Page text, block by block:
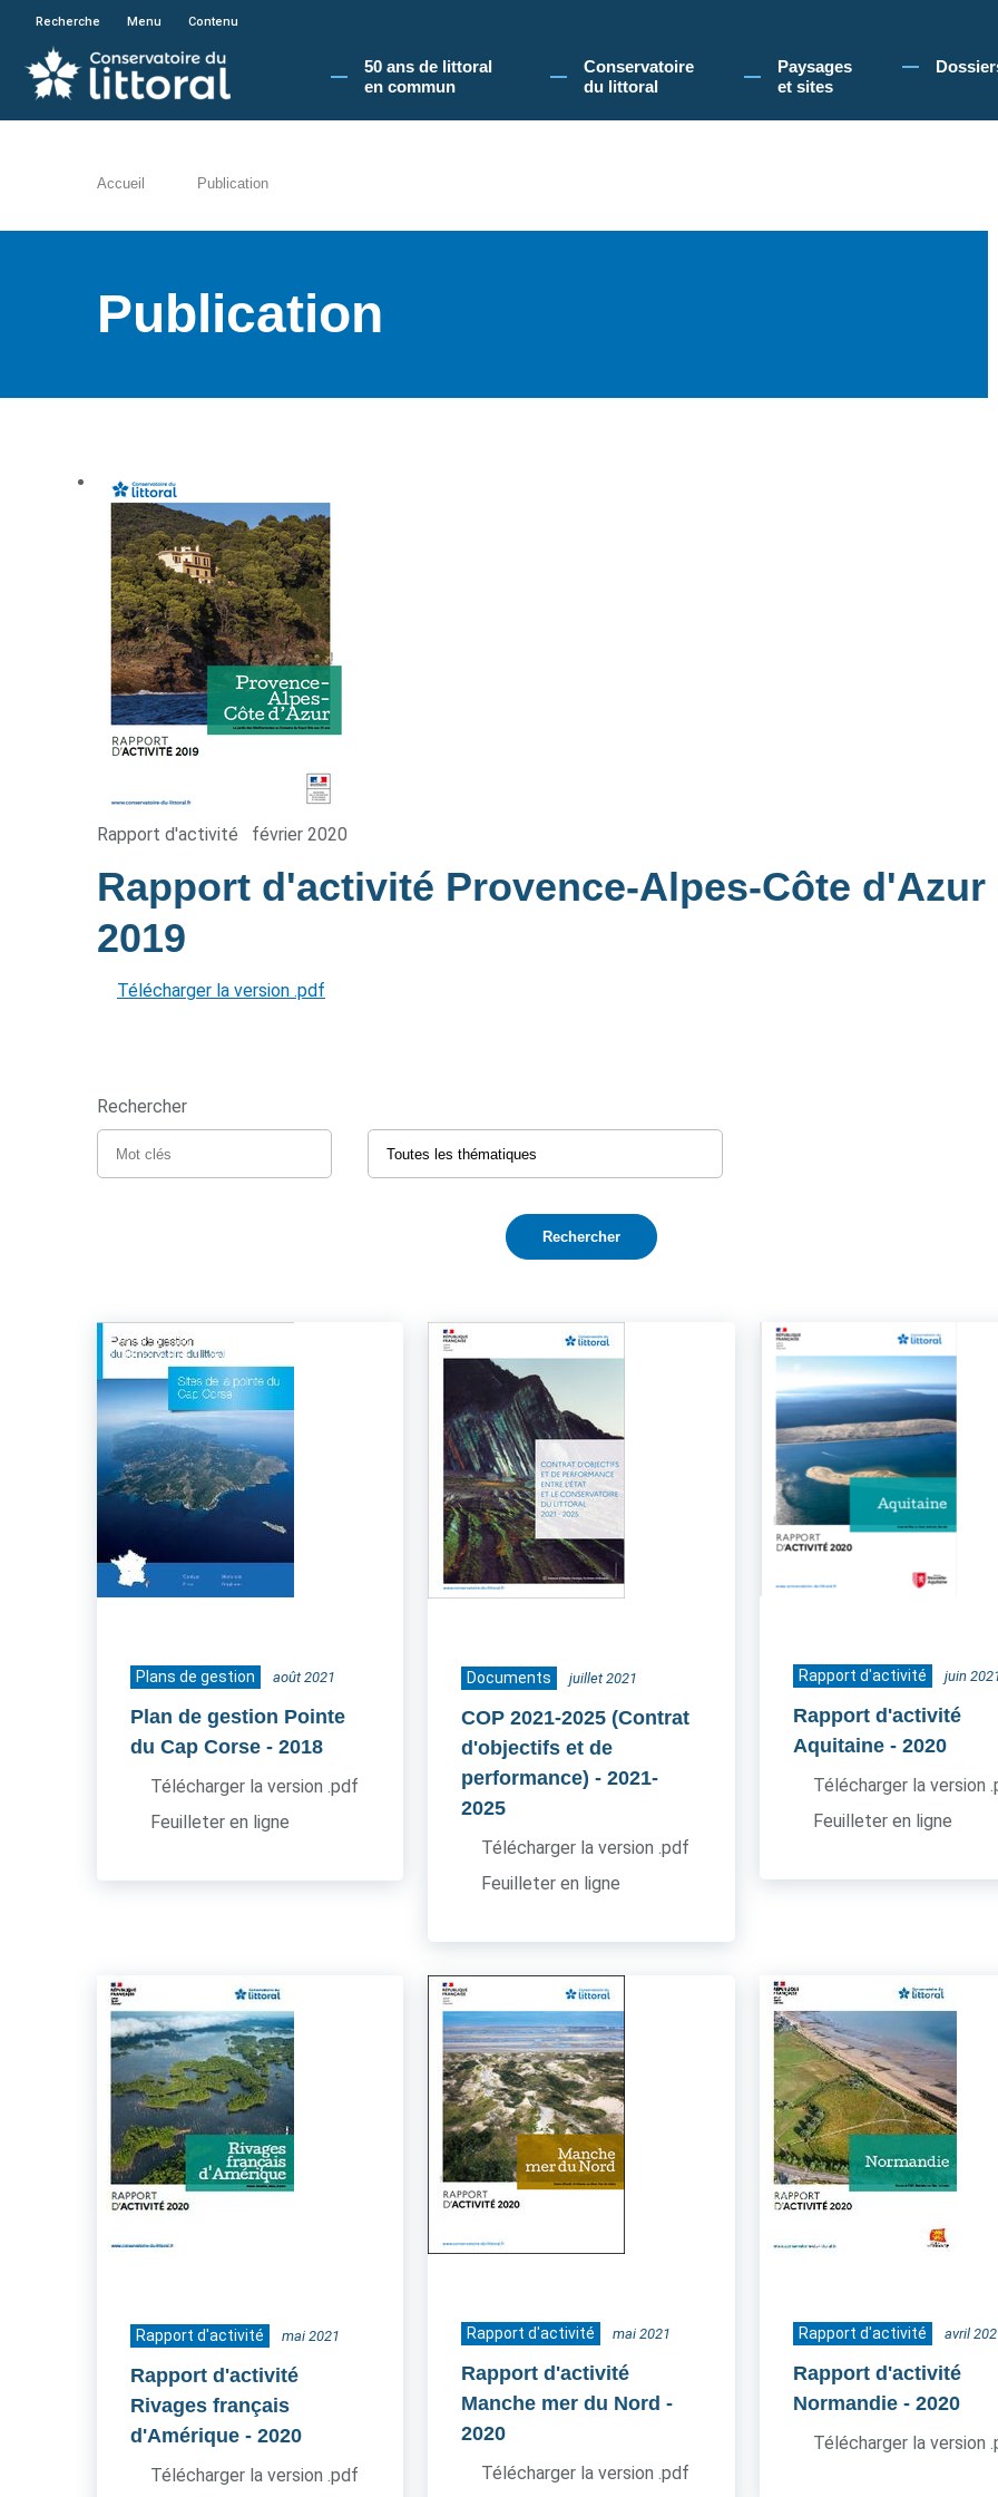
En poursuivant votre navigation sur le site du Conservatoire du littoral, vous acceptez l'utilisation de cookies pour vous
Recherche Menu Contenu
50 ans de littoral
en commun​
Conservatoire
du littoral
Paysages
et sites
Accueil Publication
Publication
Rapport d'activité février 2020
Rapport d'activité Provence-Alpes-Côte d'Azur
2019
Télécharger la version .pdf
Rechercher
Plans de gestion août 2021
Plan de gestion Pointe
du Cap Corse - 2018
Télécharger la version .pdf
Feuilleter en ligne
Documents juillet 2021
COP 2021-2025 (Contrat
d'objectifs et de
performance) - 2021-
2025
Télécharger la version .pdf
Feuilleter en ligne
Rapport d'activité juin
Rapport d'activité
Aquitaine - 2020
Télécharger la version
Feuilleter en ligne
Rapport d'activité mai 2021
Rapport d'activité
Rivages français
d'Amérique - 2020
Télécharger la version .pdf
Rapport d'activité mai 2021
Rapport d'activité
Manche mer du Nord -
2020
Télécharger la version .pdf
Rapport d'activité avril
Rapport d'activité
Normandie - 2020
Télécharger la version